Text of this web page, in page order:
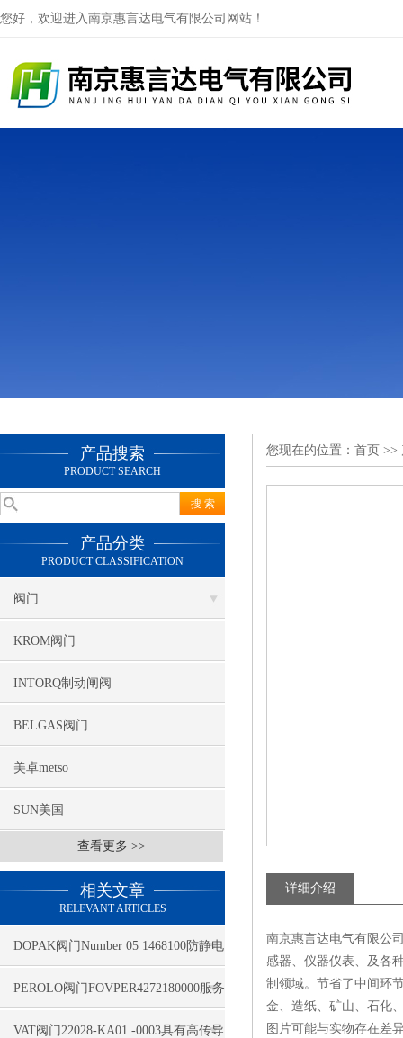
您好，欢迎进入南京惠言达电气有限公司网站！
产品搜索
PRODUCT SEARCH
产品分类
PRODUCT CLASSIFICATION
阀门
KROM阀门
INTORQ制动闸阀
BELGAS阀门
美卓metso
SUN美国
查看更多 >>
相关文章
RELEVANT ARTICLES
DOPAK阀门Number 05 1468100防静电
PEROLO阀门FOVPER4272180000服务
专业
VAT阀门22028-KA01 -0003具有高传导
您现在的位置： 首页 >>
详细介绍
南京惠言达电气有限公
感器、仪器仪表、及各
制领域。节省了中间环
金、造纸、矿山、石化
图片可能与实物存在差